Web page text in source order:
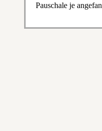
Pauschale je